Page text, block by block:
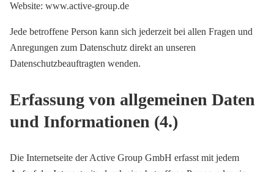
Website: www.active-group.de
Jede betroffene Person kann sich jederzeit bei allen Fragen und
Anregungen zum Datenschutz direkt an unseren
Datenschutzbeauftragten wenden.
Erfassung von allgemeinen Daten
und Informationen (4.)
Die Internetseite der Active Group GmbH erfasst mit jedem